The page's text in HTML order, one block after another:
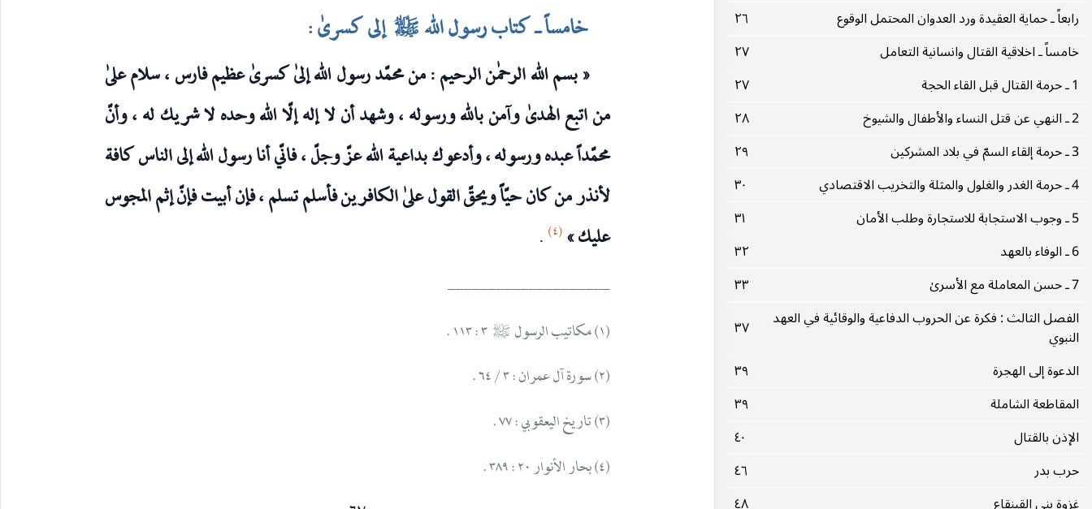
رابعاً ـ حماية العقيدة ورد العدوان المحتمل الوقوع
٢٦
خامساً ـ اخلاقية القتال وانسانية التعامل
٢٧
1 ـ حرمة القتال قبل القاء الحجة
٢٧
2 ـ النهي عن قتل النساء والأطفال والشيوخ
٢٨
3 ـ حرمة إلقاء السمّ في بلاد المشركين
٢٩
4 ـ حرمة الغدر والغلول والمثلة والتخريب الاقتصادي
٣٠
5 ـ وجوب الاستجابة للاستجارة وطلب الأمان
٣١
6 ـ الوفاء بالعهد
٣٢
7 ـ حسن المعاملة مع الأسرىٰ
٣٣
الفصل الثالث : فكرة عن الحروب الدفاعية والوقائية في العهد
النبوي
٣٧
الدعوة إلى الهجرة
٣٩
المقاطعة الشاملة
٣٩
الإذن بالقتال
٤٠
حرب بدر
٤٦
خامساً ـ كتاب رسول الله صلى‌الله‌عليه‌وآله إلى كسرىٰ :
« بسم الله الرحمٰن الرحيم : من محمّد رسول الله إلىٰ كسرىٰ عظيم فارس ، سلام علىٰ
من اتبع الهدىٰ وآمن بالله ورسوله ، وشهد أن لا إله إلّا الله وحده لا شريك له ، وأنّ
محمّداً عبده ورسوله ، وأدعوك بداعية الله عزّ وجلّ ، فانّي أنا رسول الله إلى الناس كافة
لأنذر من كان حيّاً ويحقّ القول علىٰ الكافرين فأسلم تسلم ، فإن أبيت فإنّ إثم المجوس
عليك »(٤) .
____________________
(١) مكاتيب الرسول صلى‌الله‌عليه‌وآله
(٢) سورة آل عمران : ٣ / ٦٤ .
(٣) تاريخ اليعقوبي : ٧٧ .
(٤) بحار الأنوار ٢٠ : ٣٨٩ .